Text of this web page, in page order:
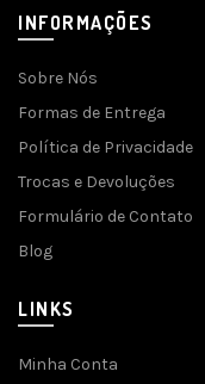
INFORMAÇÕES
Sobre Nós
Formas de Entrega
Política de Privacidade
Trocas e Devoluções
Formulário de Contato
Blog
LINKS
Minha Conta